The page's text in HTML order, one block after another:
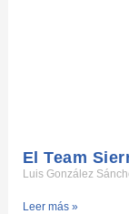
El Team
Luis González
Leer más »